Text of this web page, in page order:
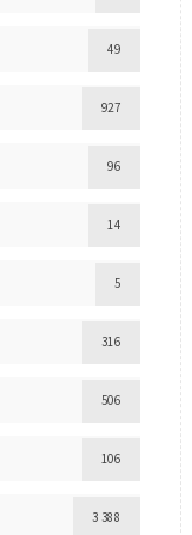
49
927
96
14
5
316
506
106
3 388